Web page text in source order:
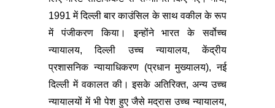
1991 में दिल्ली बार काउंसिल के साथ वकील के रूप
में पंजीकरण किया। इन्होंने भारत के सर्वोच्च
न्यायालय, दिल्ली उच्च न्यायालय, केंद्रीय
प्रशासनिक न्यायाधिकरण (प्रधान मुख्यालय), नई
दिल्ली में वकालत की। इसके अतिरिक्त, अन्य उच्च
न्यायालयों में भी पेश हुए जैसे मद्रास उच्च न्यायालय,